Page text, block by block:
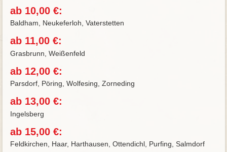
ab 10,00 €:
Baldham, Neukeferloh, Vaterstetten
ab 11,00 €:
Grasbrunn, Weißenfeld
ab 12,00 €:
Parsdorf, Pöring, Wolfesing, Zorneding
ab 13,00 €:
Ingelsberg
ab 15,00 €:
Feldkirchen, Haar, Harthausen, Ottendichl, Purfing, Salmdorf